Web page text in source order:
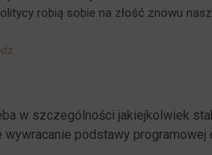
robią sobie na złość znowu
w szczególności jakiejkolwiek
wywracanie podstawy programowej